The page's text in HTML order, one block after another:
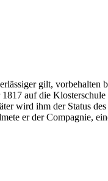
gilt,
auf die
wird ihm der Status
er der Compagnie,